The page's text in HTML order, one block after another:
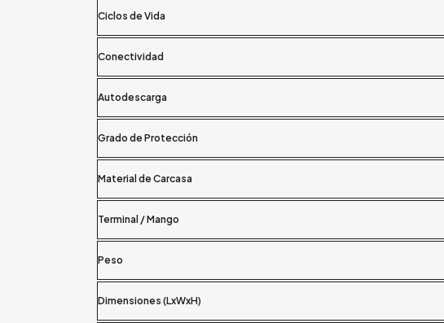
Ciclos de Vida
Conectividad
Autodescarga
Grado de Protección
Material de Carcasa
Terminal / Mango
Peso
Dimensiones (LxWxH)